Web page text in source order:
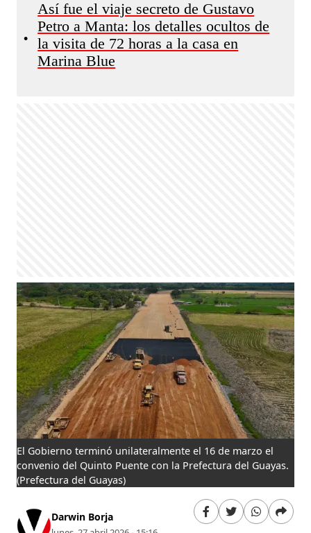
•
Así fue el viaje secreto de Gustavo
Petro a Manta: los detalles ocultos de
la visita de 72 horas a la casa en
Marina Blue
El Gobierno terminó unilateralmente el 16 de marzo el
convenio del Quinto Puente con la Prefectura del Guayas.
(Prefectura del Guayas)
Darwin Borja